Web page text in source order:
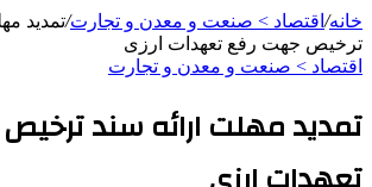
خانه/ اقتصاد > صنعت و معدن و تجارت/تمدید
ترخیص جهت رفع تعهدات ارزی
اقتصاد > صنعت و معدن و تجارت
تمدید مهلت ارائه سند